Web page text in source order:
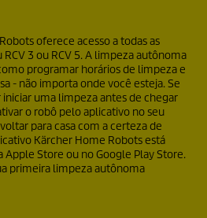
oferece acesso a todas as
3 ou RCV 5. A limpeza autônoma
programar horários de limpeza e
- não importa onde você esteja. Se
uma limpeza antes de chegar
o robô pelo aplicativo no seu
para casa com a certeza de
Kärcher Home Robots está
Store ou no Google Play Store.
primeira limpeza autônoma